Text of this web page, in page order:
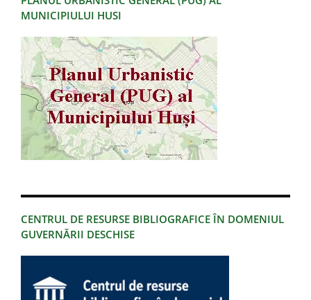
MUNICIPIULUI HUSI
CENTRUL DE RESURSE BIBLIOGRAFICE ÎN DOMENIUL
GUVERNĂRII DESCHISE